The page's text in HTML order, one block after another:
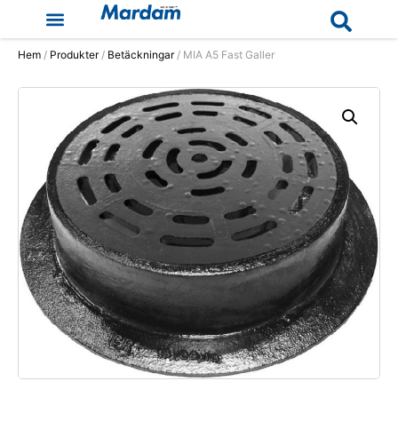
Hem / Produkter/ Betäckningar/ MIA A5 Fast Galler